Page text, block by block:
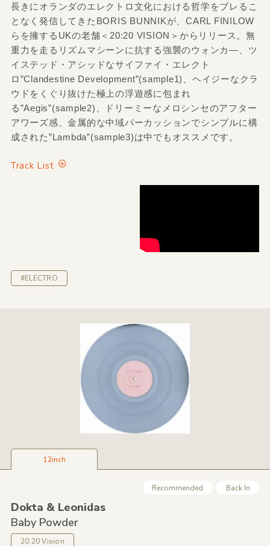
長きにオランダのエレクトロ文化における哲学をブレるこ
となく発信してきたBORIS BUNNIKが、CARL FINILOW
らを擁するUKの老舗＜20:20 VISION＞からリリース。無
重力を走るリズムマシーンに抗する強襲のウォンカ―、ツ
イステッド・アシッドなサイファイ・エレクト
ロ”Clandestine Development”(sample1)、ヘイジーなクラ
ウドをくぐり抜けた極上の浮遊感に包まれ
る”Aegis”(sample2)、ドリーミーなメロシンセのアフター
アワーズ感、金属的な中域パーカッションでシンプルに構
成された”Lambda”(sample3)は中でもオススメです。
Track List
#ELECTRO
12inch
Recommended Back In
Dokta &Leonidas
Baby Powder
20:20 Vision